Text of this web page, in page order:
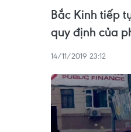
Bắc Kinh tiếp
quy định của
14/11/2019 23:12